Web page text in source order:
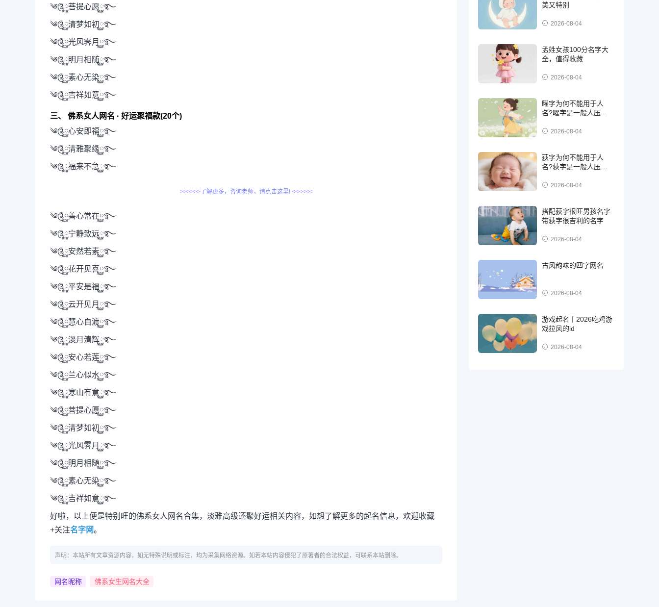
༄༊࿆菩提心愿࿆࿐
༄༊࿆清梦如初࿆࿐
༄༊࿆光风霁月࿆࿐
༄༊࿆明月相随࿆࿐
༄༊࿆素心无染࿆࿐
༄༊࿆吉祥如意࿆࿐
三、 佛系女人网名 · 好运聚福款(20个)
༄༊࿆心安即福࿆࿐
༄༊࿆清雅聚缘࿆࿐
༄༊࿆福来不急࿆࿐
>>>>>>了解更多，咨询老师，请点击这里! <<<<<<
༄༊࿆善心常在࿆࿐
༄༊࿆宁静致远࿆࿐
༄༊࿆安然若素࿆࿐
༄༊࿆花开见喜࿆࿐
༄༊࿆平安是福࿆࿐
༄༊࿆云开见月࿆࿐
༄༊࿆慧心自渡࿆࿐
༄༊࿆淡月清辉࿆࿐
༄༊࿆安心若莲࿆࿐
༄༊࿆兰心似水࿆࿐
༄༊࿆寒山有意࿆࿐
༄༊࿆菩提心愿࿆࿐
༄༊࿆清梦如初࿆࿐
༄༊࿆光风霁月࿆࿐
༄༊࿆明月相随࿆࿐
༄༊࿆素心无染࿆࿐
༄༊࿆吉祥如意࿆࿐
好啦，以上便是特别旺的佛系女人网名合集，淡雅高级还聚好运相关内容，如想了解更多的起名信息，欢迎收藏
+关注名字网。
声明：本站所有文章资源内容，如无特殊说明或标注，均为采集网络资源。如若本站内容侵犯了原著者的合法权益，可联系本站删除。
网名昵称 佛系女生网名大全
美又特别
2026-08-04
孟姓女孩100分名字大
全，值得收藏
2026-08-04
曜字为何不能用于人
名?曜字是一般人压不
2026-08-04
荻字为何不能用于人
名?荻字是一般人压不
2026-08-04
搭配荻字很旺男孩名字
带荻字很吉利的名字
2026-08-04
古风韵味的四字网名
2026-08-04
游戏起名丨2026吃鸡游
戏拉风的id
2026-08-04